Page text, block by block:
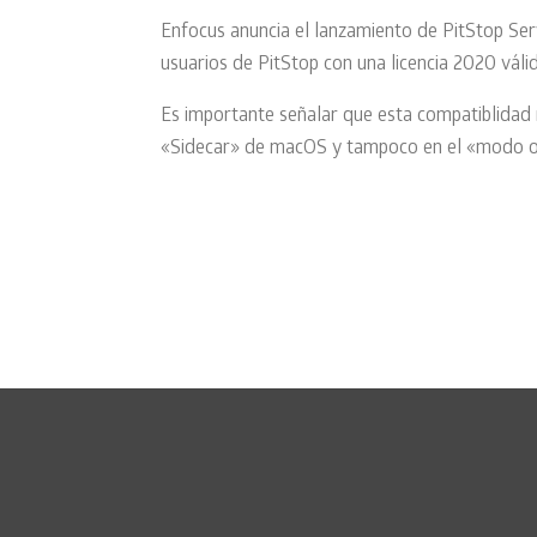
Enfocus anuncia el lanzamiento de PitStop
usuarios de PitStop con una licencia 2020
Es importante señalar que esta
«Sidecar» de macOS y tampoco en el «modo